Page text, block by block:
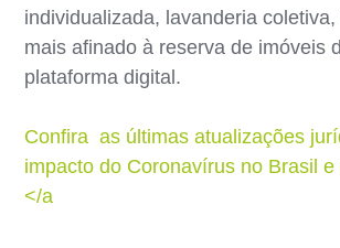
individualizada, lavanderia
mais afinado à reserva de imóveis
plataforma digital.
Confira as últimas atualizações
impacto do Coronavírus no Brasil
</a